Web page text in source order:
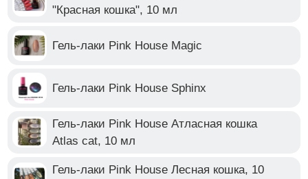
"Красная кошка", 10 мл
Гель-лаки Pink House Magic
Гель-лаки Pink House Sphinx
Гель-лаки Pink House Атласная кошка
Atlas cat, 10 мл
Гель-лаки Pink House Лесная кошка, 10